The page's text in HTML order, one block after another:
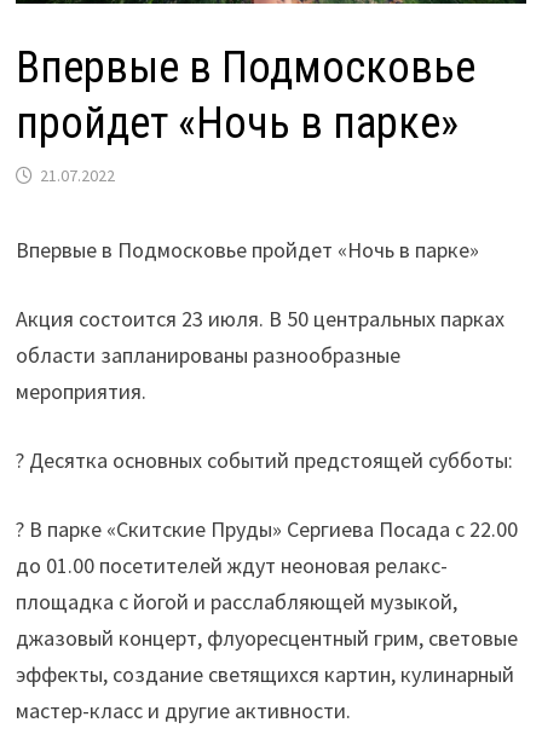
Впервые в Подмосковье
пройдет «Ночь в парке»
21.07.2022
Впервые в Подмосковье пройдет «Ночь в парке»
Акция состоится 23 июля. В 50 центральных парках
области запланированы разнообразные
мероприятия.
? Десятка основных событий предстоящей субботы:
? В парке «Скитские Пруды» Сергиева Посада с 22.00
до 01.00 посетителей ждут неоновая релакс-
площадка с йогой и расслабляющей музыкой,
джазовый концерт, флуоресцентный грим, световые
эффекты, создание светящихся картин, кулинарный
мастер-класс и другие активности.